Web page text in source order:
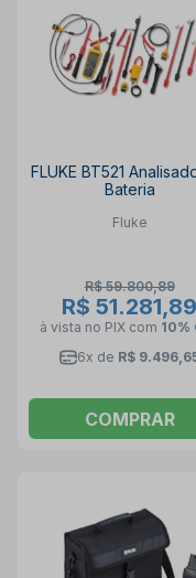
FLUKE BT521
Bateria
Fluke
R$ 59.800,89
R$ 51.281,89
à vista no PIX com 10%
6x de R$
COMPRAR